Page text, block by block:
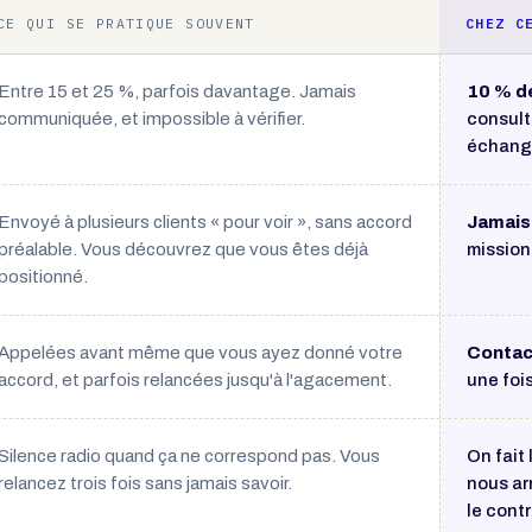
QUI SE PRATIQUE SOUVENT CHEZ
15 et 25 %, parfois davantage. Jamais
et impossible à vérifier.
10 %
à plusieurs clients « pour voir », sans accord
Vous découvrez que vous êtes déjà
avant même que vous ayez donné votre
et parfois relancées jusqu'à l'agacement.
une
radio quand ça ne correspond pas. Vous
trois fois sans jamais savoir.
On fait
nous
le